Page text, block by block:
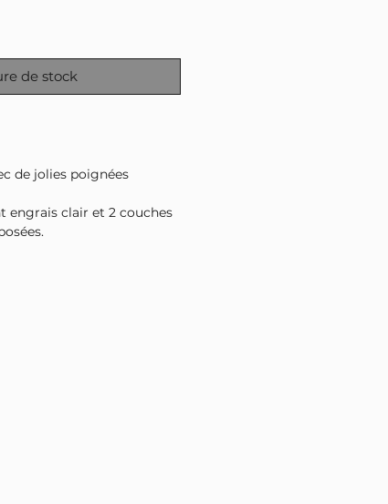
de stock
de jolies poignées
engrais clair et 2 couches